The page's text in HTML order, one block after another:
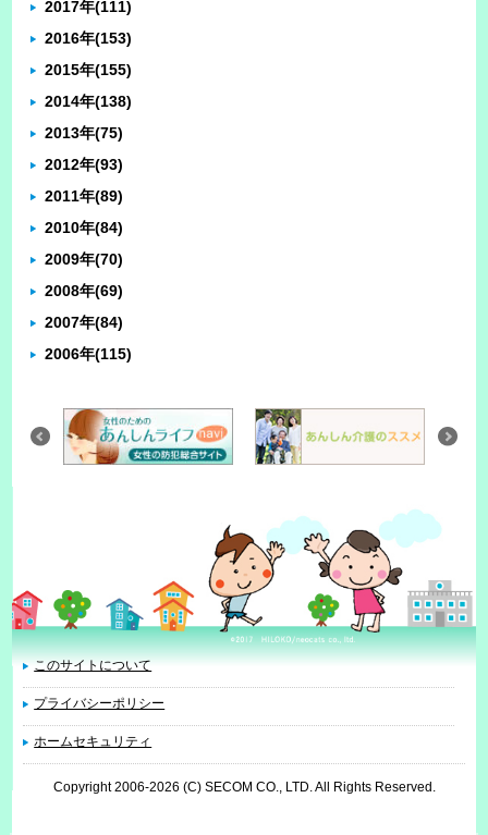
2017年(111)
2016年(153)
2015年(155)
2014年(138)
2013年(75)
2012年(93)
2011年(89)
2010年(84)
2009年(70)
2008年(69)
2007年(84)
2006年(115)
このサイトについて
プライバシーポリシー
ホームセキュリティ
Copyright 2006-2026 (C) SECOM CO., LTD. All Rights Reserved.